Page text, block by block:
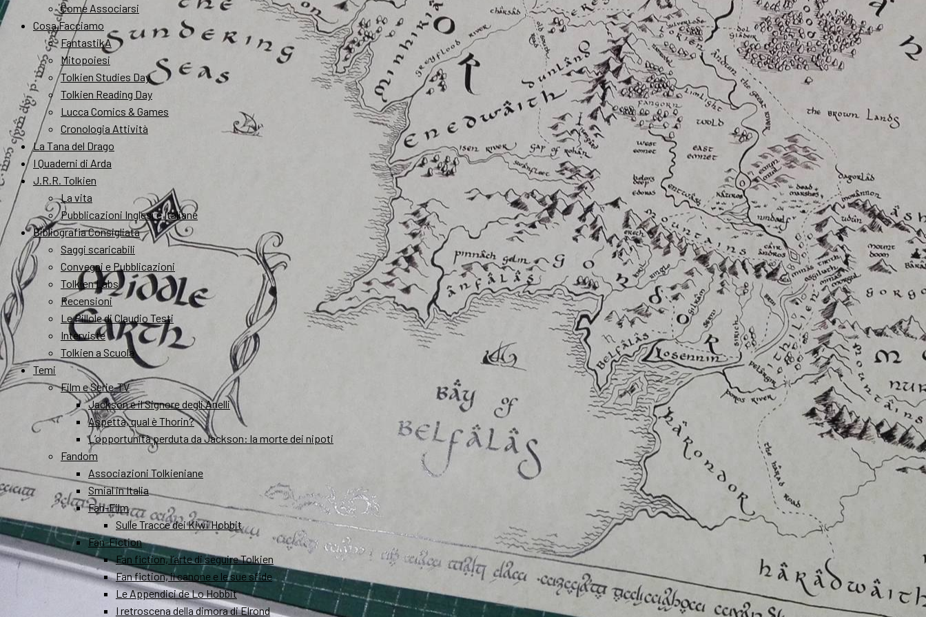
Come Associarsi
Cosa Facciamo
FantastikA
Mitopoiesi
Tolkien Studies Day
Tolkien Reading Day
Lucca Comics & Games
Cronologia Attività
La Tana del Drago
I Quaderni di Arda
J.R.R. Tolkien
La vita
Pubblicazioni Inglesi e Italiane
Bibliografia Consigliata
Saggi scaricabili
Convegni e Pubblicazioni
Tolkien Labs
Recensioni
Le Pillole di Claudio Testi
Interviste
Tolkien a Scuola
Temi
Film e Serie-TV
Jackson e il Signore degli Anelli
Aspetta, qual è Thorin?
L’opportunità perduta da Jackson: la morte dei nipoti
Fandom
Associazioni Tolkieniane
Smial in Italia
Fan-Film
Sulle Tracce dei Kiwi Hobbit
Fan-Fiction
Fan fiction, l’arte di seguire Tolkien
Fan fiction, il canone e le sue sfide
Le Appendici de Lo Hobbit
I retroscena della dimora di Elrond